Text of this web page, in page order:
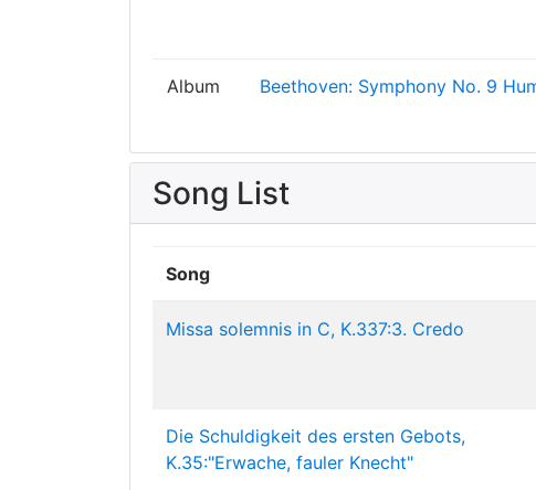
Album Beethoven: Symphony No. 9
Song List
Song
Missa solemnis in C, K.337:3. Credo
Die Schuldigkeit des ersten Gebots,
K.35:"Erwache, fauler Knecht"